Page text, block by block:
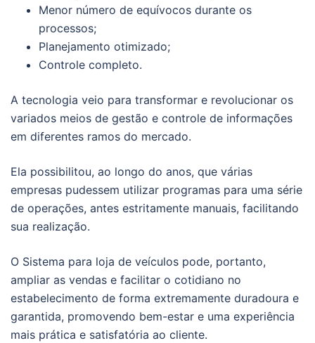
Menor número de equívocos durante os
processos;
Planejamento otimizado;
Controle completo.
A tecnologia veio para transformar e revolucionar os
variados meios de gestão e controle de informações
em diferentes ramos do mercado.
Ela possibilitou, ao longo do anos, que várias
empresas pudessem utilizar programas para uma série
de operações, antes estritamente manuais, facilitando
sua realização.
O Sistema para loja de veículos pode, portanto,
ampliar as vendas e facilitar o cotidiano no
estabelecimento de forma extremamente duradoura e
garantida, promovendo bem-estar e uma experiência
mais prática e satisfatória ao cliente.